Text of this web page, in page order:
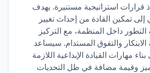
قرارات استراتيجية مستنيرة. يهدف
إلى تمكين القادة من إحداث تغيير
التطور داخل المنظمة، مع التركيز
والتفوق المستدام. سيساعد
مهارات القيادة الإبداعية اللازمة
وقيمة مضافة في ظل التحديات